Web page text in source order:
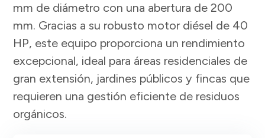
mm de diámetro con una abertura de 200
mm. Gracias a su robusto motor diésel de 40
HP, este equipo proporciona un rendimiento
excepcional, ideal para áreas residenciales de
gran extensión, jardines públicos y fincas que
requieren una gestión eficiente de residuos
orgánicos.